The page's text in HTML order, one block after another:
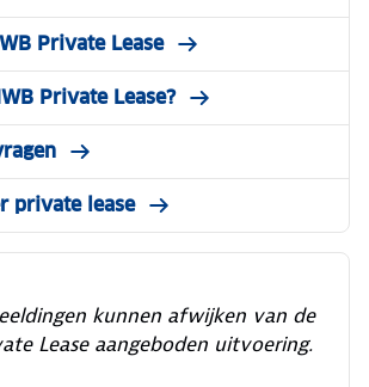
Private Lease
Private Lease?
private lease
kunnen afwijken van de
Lease aangeboden uitvoering.